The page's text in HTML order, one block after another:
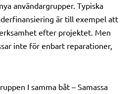
användargrupper. Typiska
är till exempel att
efter projektet. Men
inte för enbart reparationer,
I samma båt – Samassa